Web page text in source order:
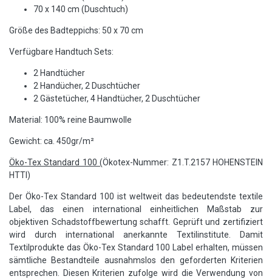
70 x 140 cm (Duschtuch)
Größe des Badteppichs: 50 x 70 cm
Verfügbare Handtuch Sets:
2 Handtücher
2 Handücher, 2 Duschtücher
2 Gästetücher, 4 Handtücher, 2 Duschtücher
Material: 100% reine Baumwolle
Gewicht: ca. 450gr/m²
Öko-Tex Standard 100 (Ökotex-Nummer: Z1.T.2157 HOHENSTEIN
HTTI)
Der Öko-Tex Standard 100 ist weltweit das bedeutendste textile
Label, das einen international einheitlichen Maßstab zur
objektiven Schadstoffbewertung schafft. Geprüft und zertifiziert
wird durch international anerkannte Textilinstitute. Damit
Textilprodukte das Öko-Tex Standard 100 Label erhalten, müssen
sämtliche Bestandteile ausnahmslos den geforderten Kriterien
entsprechen. Diesen Kriterien zufolge wird die Verwendung von